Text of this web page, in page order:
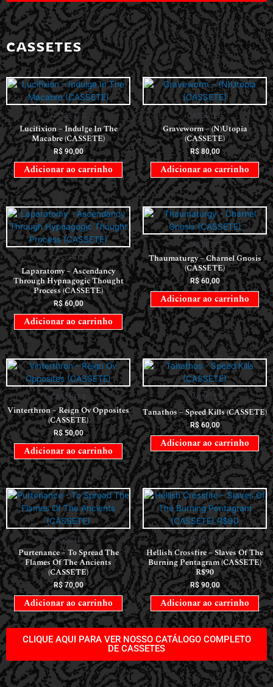
CASSETES
CASSETES
Lucifixion – Indulge In The
Macabre (CASSETE)
R$90,00
Adicionar ao carrinho
CASSETES
Graveworm – (N)Utopia
(CASSETE)
R$80,00
Adicionar ao carrinho
CASSETES
Laparatomy – Ascendancy
Through Hypnagogic Thought
Process (CASSETE)
R$60,00
Adicionar ao carrinho
CASSETES
Thaumaturgy – Charnel Gnosis
(CASSETE)
R$60,00
Adicionar ao carrinho
CASSETES
Vinterthron – Reign Ov Opposites
(CASSETE)
R$50,00
Adicionar ao carrinho
CASSETES
Tanathos – Speed Kills (CASSETE)
R$60,00
Adicionar ao carrinho
CASSETES
Purtenance – To Spread The
Flames Of The Ancients
(CASSETE)
R$70,00
Adicionar ao carrinho
CASSETES
Hellish Crossfire – Slaves Of The
Burning Pentagram (CASSETE)
R$90
R$90,00
Adicionar ao carrinho
CLIQUE AQUI PARA VER NOSSO CATÁLOGO COMPLETO
DE CASSETES